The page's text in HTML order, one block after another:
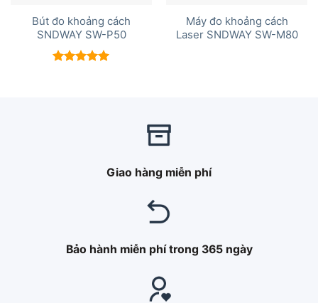
Bút đo khoảng cách
SNDWAY SW-P50
Máy đo khoảng cách
Laser SNDWAY SW-M80
Giao hàng miễn phí
Bảo hành miễn phí trong 365 ngày